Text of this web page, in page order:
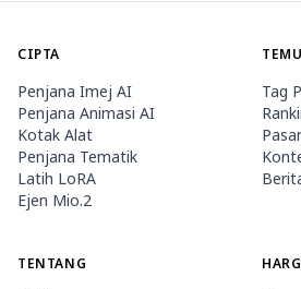
CIPTA
Penjana Imej AI
Penjana Animasi AI
Kotak Alat
Penjana Tematik
Latih LoRA
Ejen Mio.2
Tag
TENTANG